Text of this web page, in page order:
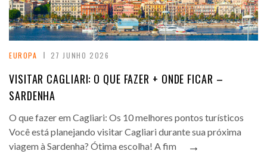
EUROPA 27 JUNHO 2026
VISITAR CAGLIARI: O QUE FAZER + ONDE FICAR –
SARDENHA
O que fazer em Cagliari: Os 10 melhores pontos turísticos
Você está planejando visitar Cagliari durante sua próxima
viagem à Sardenha? Ótima escolha! A fim
→